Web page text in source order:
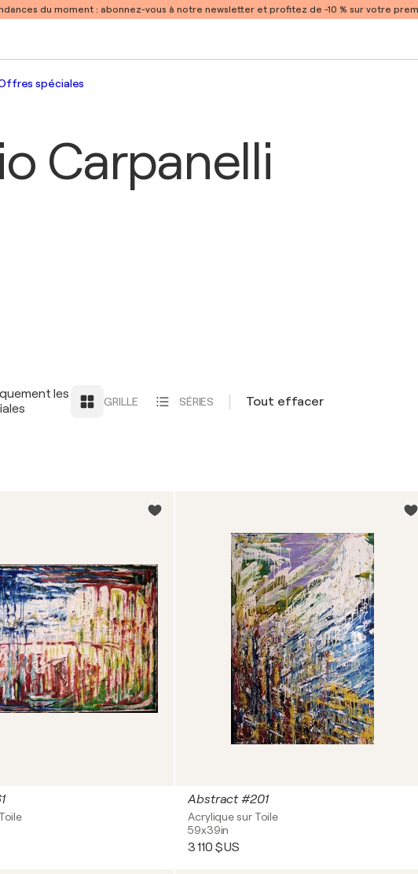
du moment : abonnez-vous à notre newsletter et profitez de -10 % sur votre
spéciales
Carpanelli
les
GRILLE SÉRIES Tout effacer
Abstract #201
Acrylique sur Toile
59x39in
3 110 $US